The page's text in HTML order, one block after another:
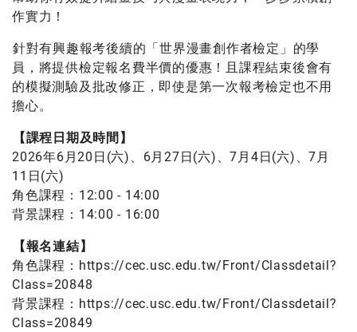
作實力！
針對有興趣報考後續的「世界漫畫創作者檢定」的學
員，將提供檢定報名費半價的優惠！且課程結束後會有
的模擬測驗及批改修正，即使是第一次報考檢定也不用
擔心。
【課程日期及時間】
2026年6月20日(六)、6月27日(六)、7月4日(六)、7月
11日(六)
角色課程：12:00 - 14:00
背景課程：14:00 - 16:00
【報名連結】
角色課程： https://cec.usc.edu.tw/Front/Classdetail?
Class=20848
背景課程： https://cec.usc.edu.tw/Front/Classdetail?
Class=20849